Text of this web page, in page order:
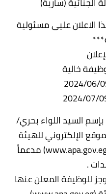
الاعلان عليى مسئولية
خالية
السيد اللواء بحري/
الإلكتروني للهيئة
العامة لميناء الاسكندرية (www.apa.gov.eg) مدعماً
.
للوظيفة المعلن عنها